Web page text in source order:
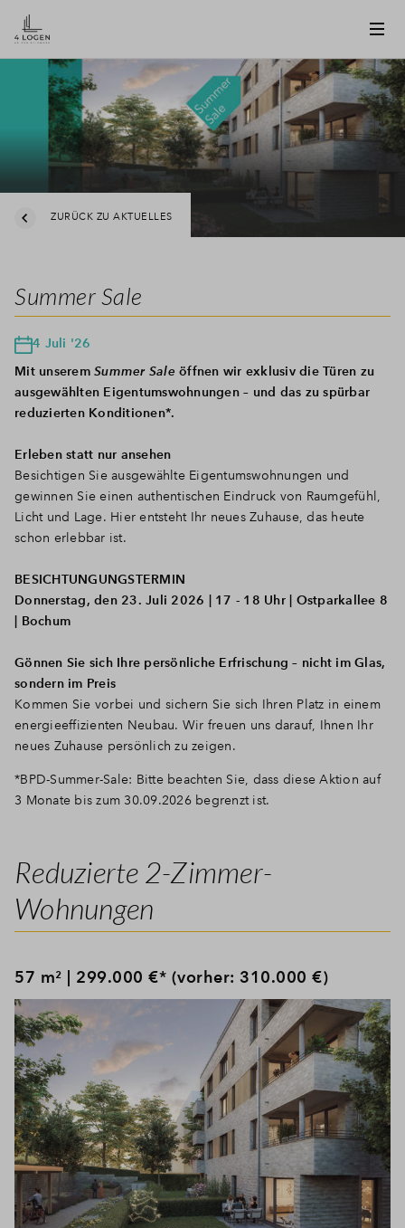
ZURÜCK ZU AKTUELLES
Summer Sale
4 Juli '26
Mit unserem Summer Sale öffnen wir exklusiv die Türen zu
ausgewählten Eigentumswohnungen – und das zu spürbar
reduzierten Konditionen*.
Erleben statt nur ansehen
Besichtigen Sie ausgewählte Eigentumswohnungen und
gewinnen Sie einen authentischen Eindruck von Raumgefühl,
Licht und Lage. Hier entsteht Ihr neues Zuhause, das heute
schon erlebbar ist.
BESICHTUNGUNGSTERMIN
Donnerstag, den 23. Juli 2026 | 17 - 18 Uhr | Ostparkallee 8
| Bochum
Gönnen Sie sich Ihre persönliche Erfrischung – nicht im Glas,
sondern im Preis
Kommen Sie vorbei und sichern Sie sich Ihren Platz in einem
energieeffizienten Neubau. Wir freuen uns darauf, Ihnen Ihr
neues Zuhause persönlich zu zeigen.
*BPD-Summer-Sale: Bitte beachten Sie, dass diese Aktion auf
3 Monate bis zum 30.09.2026 begrenzt ist.
Reduzierte 2-Zimmer-
Wohnungen
57 m² | 299.000 €* (vorher: 310.000 €)